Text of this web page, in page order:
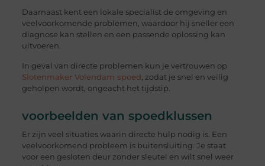
Daarnaast kent een lokale specialist de omgeving en
veelvoorkomende problemen, waardoor hij sneller een
diagnose kan stellen en een passende oplossing kan
uitvoeren.
In geval van directe problemen kun je vertrouwen op
Slotenmaker Volendam spoed , zodat je snel en veilig
geholpen wordt, ongeacht het tijdstip.
voorbeelden van spoedklussen
Er zijn veel situaties waarin directe hulp nodig is. Een
veelvoorkomend probleem is buitensluiting. Je staat
voor een gesloten deur zonder sleutel en wilt snel weer